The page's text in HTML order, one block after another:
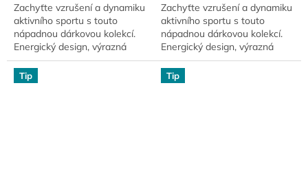
Zachyťte vzrušení a dynamiku
aktivního sportu s touto
nápadnou dárkovou kolekcí.
Energický design, výrazná
typografie a dramatická
paleta kobaltu, limetky a
pomeranče,...
Zachyťte vzrušení a dynamiku
aktivního sportu s touto
nápadnou dárkovou kolekcí.
Energický design, výrazná
typografie a dramatická
paleta kobaltu, limetky a
pomeranče,...
Tip Tip